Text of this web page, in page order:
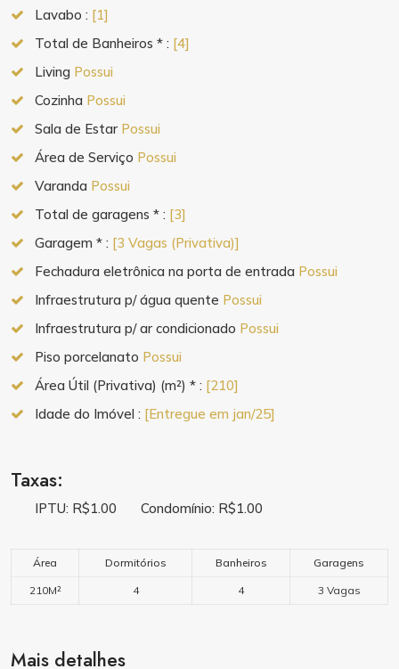
Lavabo : [1]
Total de Banheiros * : [4]
Living Possui
Cozinha Possui
Sala de Estar Possui
Área de Serviço Possui
Varanda Possui
Total de garagens * : [3]
Garagem * : [3 Vagas (Privativa)]
Fechadura eletrônica na porta de entrada Possui
Infraestrutura p/ água quente Possui
Infraestrutura p/ ar condicionado Possui
Piso porcelanato Possui
Área Útil (Privativa) (m²) * : [210]
Idade do Imóvel : [Entregue em jan/25]
Taxas:
IPTU: R$1.00 Condomínio: R$1.00
Área Dormitórios Banheiros Garagens
210M² 4 4 3 Vagas
Mais detalhes